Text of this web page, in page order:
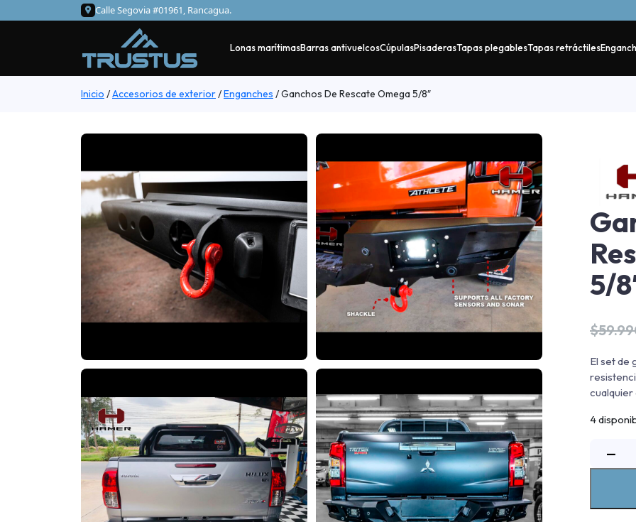
Calle Segovia #01961, Rancagua.
Lonas marítimasBarras antivuelcosCúpulasPisaderasTapas plegablesTapas retráctiles
Inicio /Accesorios de exterior/Enganches /Ganchos De Rescate Omega 5/8″
5/
$
El set de
4
−